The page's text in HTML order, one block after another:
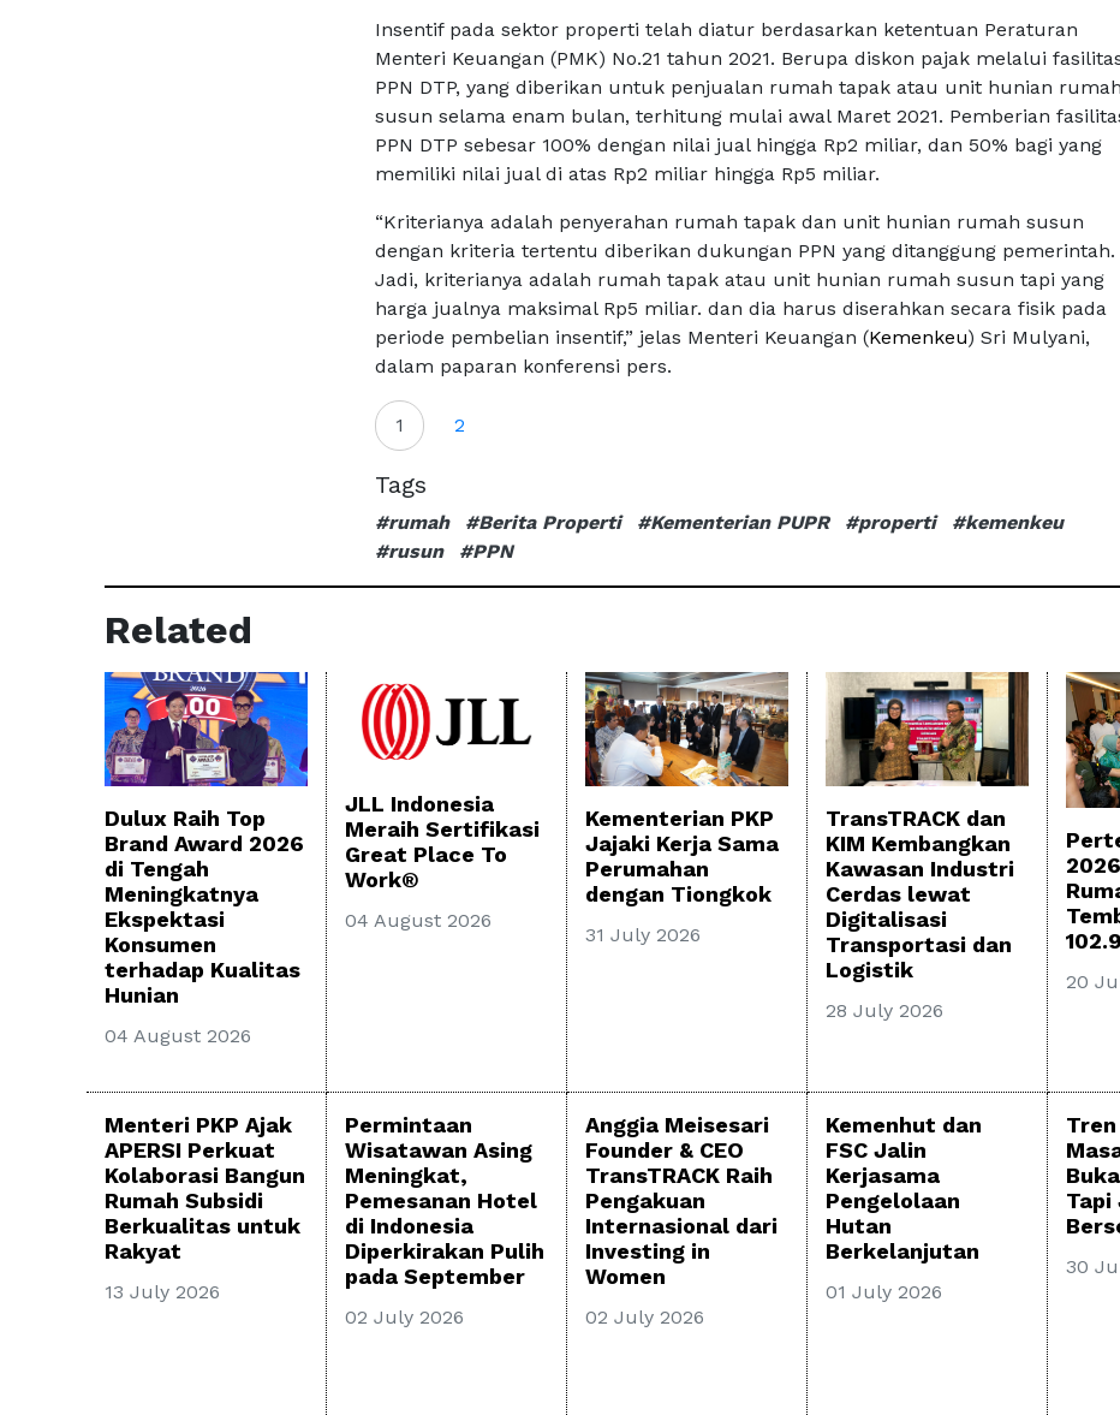
Insentif pada sektor properti telah diatur berdasarkan ketentuan Peraturan
Menteri Keuangan (PMK) No.21 tahun 2021. Berupa diskon pajak melalui
PPN DTP, yang diberikan untuk penjualan rumah tapak atau unit hunian rumah
susun selama enam bulan, terhitung mulai awal Maret 2021. Pemberian
PPN DTP sebesar 100% dengan nilai jual hingga Rp2 miliar, dan 50% bagi yang
memiliki nilai jual di atas Rp2 miliar hingga Rp5 miliar.
“Kriterianya adalah penyerahan rumah tapak dan unit hunian rumah susun
dengan kriteria tertentu diberikan dukungan PPN yang ditanggung pemerintah.
Jadi, kriterianya adalah rumah tapak atau unit hunian rumah susun tapi yang
harga jualnya maksimal Rp5 miliar. dan dia harus diserahkan secara fisik pada
periode pembelian insentif,” jelas Menteri Keuangan (Kemenkeu) Sri Mulyani,
dalam paparan konferensi pers.
1 2
Tags
#rumah #Berita Properti #Kementerian PUPR #properti
#kemenkeu
#rusun
#PPN
Related
Dulux Raih Top
Brand Award 2026
di Tengah
Meningkatnya
Ekspektasi
Konsumen
terhadap Kualitas
Hunian
04 August 2026
JLL Indonesia
Meraih Sertifikasi
Great Place To
Work®
04 August 2026
Kementerian PKP
Jajaki Kerja Sama
Perumahan
dengan Tiongkok
31 July 2026
TransTRACK dan
KIM Kembangkan
Kawasan Industri
Cerdas lewat
Digitalisasi
Transportasi dan
Logistik
28 July 2026
20
Menteri PKP Ajak
APERSI Perkuat
Kolaborasi Bangun
Rumah Subsidi
Berkualitas untuk
Rakyat
13 July 2026
Permintaan
Wisatawan Asing
Meningkat,
Pemesanan Hotel
di Indonesia
Diperkirakan Pulih
pada September
02 July 2026
Anggia Meisesari
Founder & CEO
TransTRACK Raih
Pengakuan
Internasional dari
Investing in
Women
02 July 2026
Kemenhut dan
FSC Jalin
Kerjasama
Pengelolaan
Hutan
Berkelanjutan
01 July 2026
Tapi
30